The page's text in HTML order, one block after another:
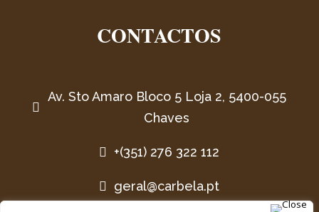
CONTACTOS

Av. Sto Amaro Bloco 5 Loja 2, 5400-055
Chaves
 +(351) 276 322 112
 geral@carbela.pt